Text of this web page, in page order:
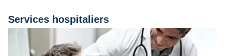
Services hospitaliers